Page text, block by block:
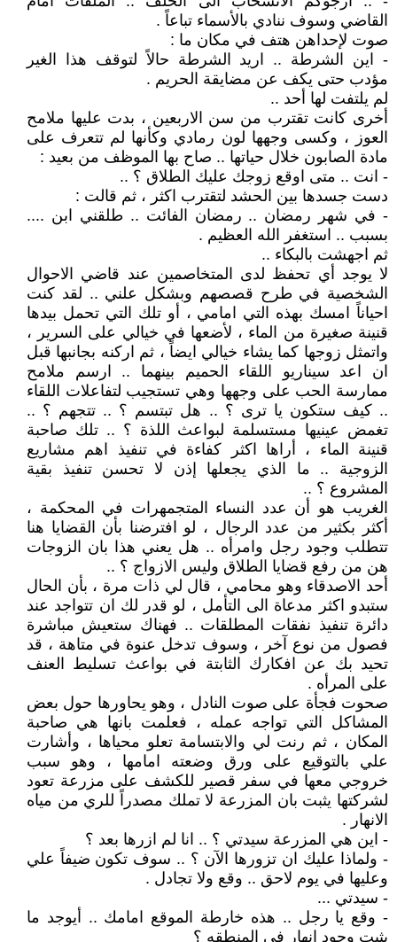
القاضي وسوف ننادي بالأسماء تباعاً .
صوت لإحداهن هتف في مكان ما :
- اين الشرطة .. اريد الشرطة حالاً لتوقف هذا الغير
مؤدب حتى يكف عن مضايقة الحريم .
لم يلتفت لها أحد ..
أخرى كانت تقترب من سن الاربعين ، بدت عليها ملامح
العوز ، وكسى وجهها لون رمادي وكأنها لم تتعرف على
مادة الصابون خلال حياتها .. صاح بها الموظف من بعيد :
- انت .. متى اوقع زوجك عليك الطلاق ؟ ..
دست جسدها بين الحشد لتقترب اكثر ، ثم قالت :
- في شهر رمضان .. رمضان الفائت .. طلقني ابن ....
بسبب .. استغفر الله العظيم .
ثم اجهشت بالبكاء ..
لا يوجد أي تحفظ لدى المتخاصمين عند قاضي الاحوال
الشخصية في طرح قصصهم وبشكل علني .. لقد كنت
احياناً امسك بهذه التي امامي ، أو تلك التي تحمل بيدها
قنينة صغيرة من الماء ، لأضعها في خيالي على السرير ،
واتمثل زوجها كما يشاء خيالي ايضاً ، ثم اركنه بجانبها قبل
ان اعد سيناريو اللقاء الحميم بينهما .. ارسم ملامح
ممارسة الحب على وجهها وهي تستجيب لتفاعلات اللقاء
.. كيف ستكون يا ترى ؟ .. هل تبتسم ؟ .. تتجهم ؟ ..
تغمض عينيها مستسلمة لبواعث اللذة ؟ .. تلك صاحبة
قنينة الماء ، أراها اكثر كفاءة في تنفيذ اهم مشاريع
الزوجية .. ما الذي يجعلها إذن لا تحسن تنفيذ بقية
المشروع ؟ ..
الغريب هو أن عدد النساء المتجمهرات في المحكمة ،
أكثر بكثير من عدد الرجال ، لو افترضنا بأن القضايا هنا
تتطلب وجود رجل وامرأه .. هل يعني هذا بان الزوجات
هن من رفع قضايا الطلاق وليس الازواج ؟ ..
أحد الاصدقاء وهو محامي ، قال لي ذات مرة ، بأن الحال
ستبدو اكثر مدعاة الى التأمل ، لو قدر لك ان تتواجد عند
دائرة تنفيذ نفقات المطلقات .. فهناك ستعيش مباشرة
فصول من نوع آخر ، وسوف تدخل عنوة في متاهة ، قد
تحيد بك عن افكارك الثابتة في بواعث تسليط العنف
على المرأه .
صحوت فجأة على صوت النادل ، وهو يحاورها حول بعض
المشاكل التي تواجه عمله ، فعلمت بانها هي صاحبة
المكان ، ثم رنت لي والابتسامة تعلو محياها ، وأشارت
علي بالتوقيع على ورق وضعته امامها ، وهو سبب
خروجي معها في سفر قصير للكشف على مزرعة تعود
لشركتها يثبت بان المزرعة لا تملك مصدراً للري من مياه
الانهار .
- اين هي المزرعة سيدتي ؟ .. انا لم ازرها بعد ؟
- ولماذا عليك ان تزورها الآن ؟ .. سوف تكون ضيفاً علي
وعليها في يوم لاحق .. وقع ولا تجادل .
- سيدتي ...
- وقع يا رجل .. هذه خارطة الموقع امامك .. أيوجد ما
يثبت وجود انهار في المنطقه ؟